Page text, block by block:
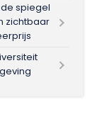
spiegel
zichtbaar